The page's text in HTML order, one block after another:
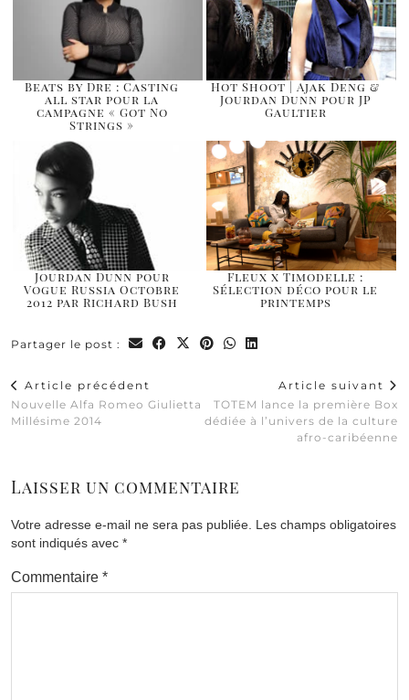
Beats by Dre : Casting
all star pour la
campagne « Got No
Strings »
Hot Shoot | Ajak Deng &
Jourdan Dunn pour JP
Gaultier
Jourdan Dunn pour
Vogue Russia Octobre
2012 par Richard Bush
Fleux x Timodelle :
Sélection déco pour le
printemps
Partager le post :
Article précédent
Nouvelle Alfa Romeo Giulietta
Millésime 2014
Article suivant
TOTEM lance la première Box
dédiée à l’univers de la culture
afro-caribéenne
Laisser un commentaire
Votre adresse e-mail ne sera pas publiée. Les champs obligatoires
sont indiqués avec *
Commentaire *